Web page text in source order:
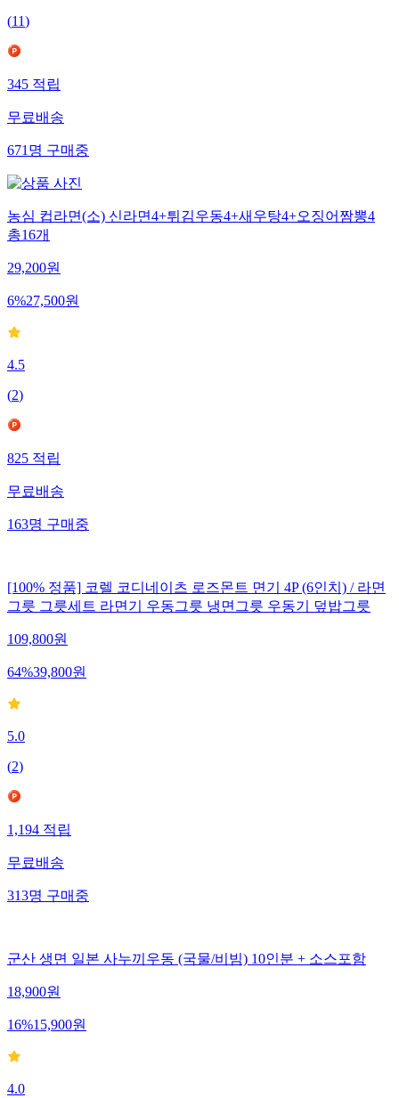
(11)
345 적립
무료배송
671 명 구매중
농심 컵라면(소) 신라면4+튀김우동4+새우탕4+오징어짬뽕4
총16개
29,200원
6%27,500원
4.5
(2)
825 적립
무료배송
163명 구매중
[100% 정품] 코렐 코디네이츠 로즈몬트 면기 4P (6인치) / 라면
그릇 그릇세트 라면기 우동그릇 냉면그릇 우동기 덮밥그릇
109,800원
64%39,800원
5.0
(2)
1,194 적립
무료배송
313명 구매중
군산 생면 일본 사누끼우동 (국물/비빔) 10인분 + 소스포함
18,900원
16%15,900원
4.0